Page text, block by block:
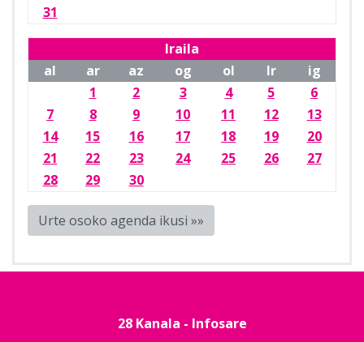
31
Iraila
al
ar az og ol lr
ig
1
2 3 4 5
6
7
8 9 10 11 12
13
14
15 16 17 18 19
20
21
22 23 24 25 26
27
28
29 30
Urte osoko agenda ikusi »»
28 Kanala - Infosare